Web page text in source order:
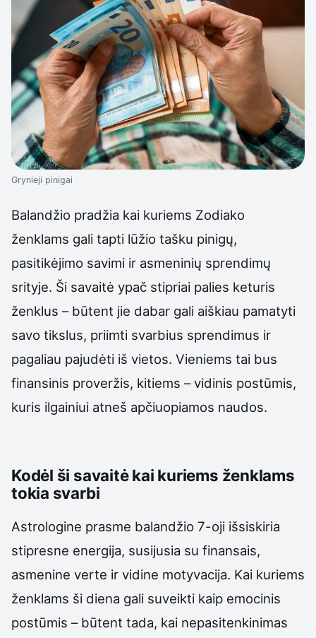
Grynieji pinigai
Balandžio pradžia kai kuriems Zodiako
ženklams gali tapti lūžio tašku pinigų,
pasitikėjimo savimi ir asmeninių sprendimų
srityje. Ši savaitė ypač stipriai palies keturis
ženklus – būtent jie dabar gali aiškiau pamatyti
savo tikslus, priimti svarbius sprendimus ir
pagaliau pajudėti iš vietos. Vieniems tai bus
finansinis proveržis, kitiems – vidinis postūmis,
kuris ilgainiui atneš apčiuopiamos naudos.
Kodėl ši savaitė kai kuriems ženklams
tokia svarbi
Astrologine prasme balandžio 7-oji išsiskiria
stipresne energija, susijusia su finansais,
asmenine verte ir vidine motyvacija. Kai kuriems
ženklams ši diena gali suveikti kaip emocinis
postūmis – būtent tada, kai nepasitenkinimas